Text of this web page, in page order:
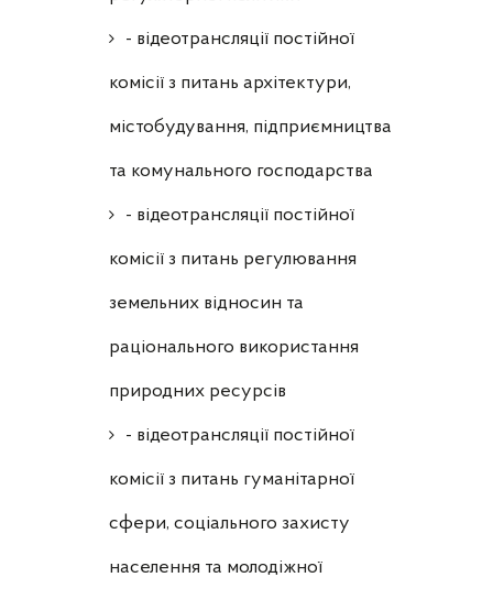
- відеотрансляції постійної
комісії з питань архітектури,
містобудування, підприємництва
та комунального господарства
- відеотрансляції постійної
комісії з питань регулювання
земельних відносин та
раціонального використання
природних ресурсів
- відеотрансляції постійної
комісії з питань гуманітарної
сфери, соціального захисту
населення та молодіжної